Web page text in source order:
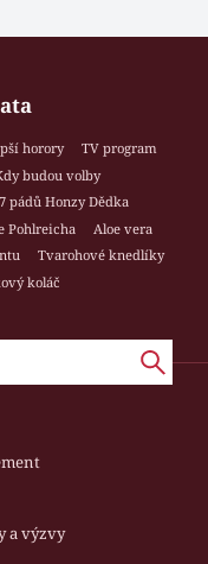
horory
TV program
budou volby
7 pádů Honzy Dědka
Pohlreicha
Aloe vera
Tvarohové knedlíky
koláč
a výzvy